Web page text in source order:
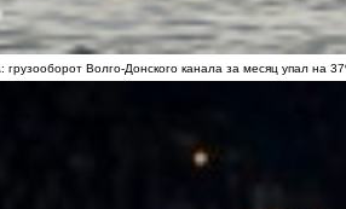
Волго-Донского канала за месяц упал на